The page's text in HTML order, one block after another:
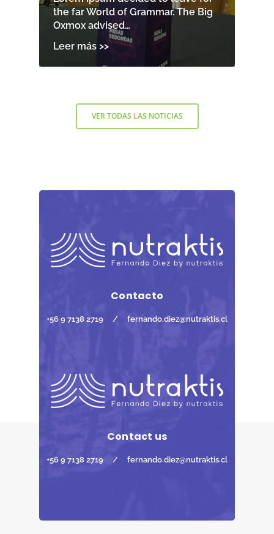
the far World of Grammar. The Big
Oxmox advised…
VER TODAS LAS NOTICIAS
Contacto
+56 9 7138 2719 / fernando.diez@nutraktis.cl
Contact us
+56 9 7138 2719 / fernando.diez@nutraktis.cl